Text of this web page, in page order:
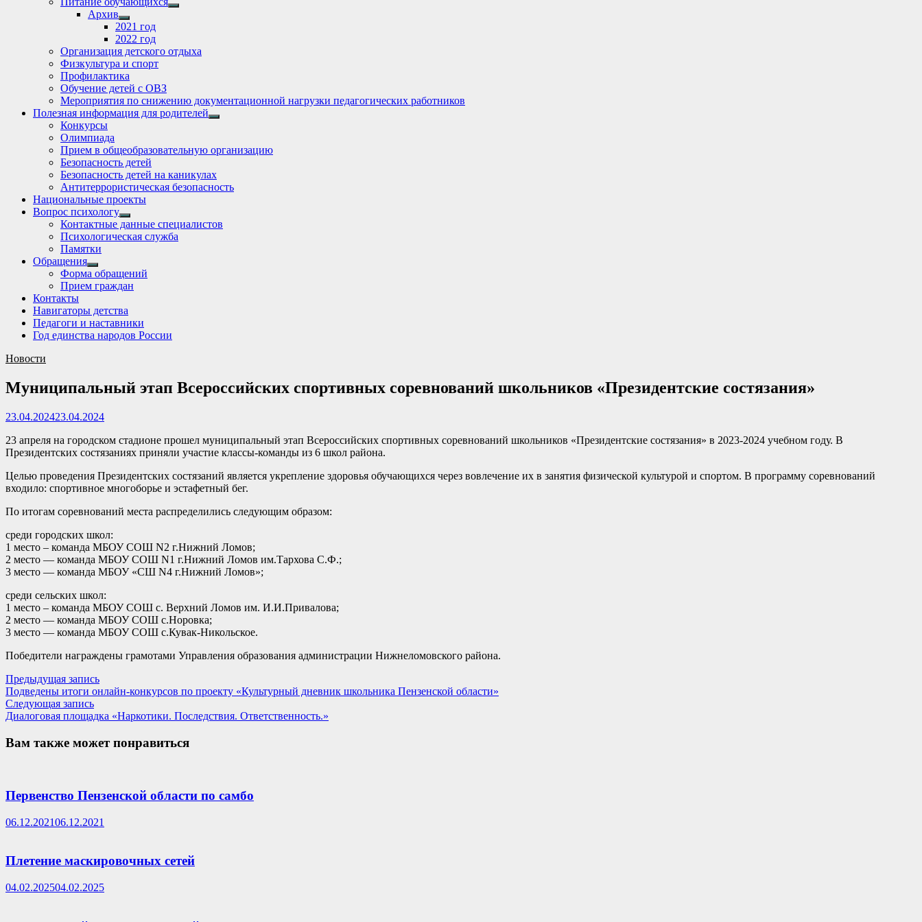
Show
Архив
Show
sub
menu
2021 год
2022 год
Организация детского отдыха
Физкультура и спорт
Профилактика
Обучение детей с ОВЗ
Мероприятия по снижению документационной нагрузки педагогических работников
Полезная информация для родителей
Show
Конкурсы
Олимпиада
Прием в общеобразовательную организацию
Безопасность детей
Безопасность детей на каникулах
Антитеррористическая безопасность
Национальные проекты
Вопрос психологу
Show
sub
menu
Контактные данные специалистов
Психологическая служба
Памятки
Обращения
Show
sub
menu
Форма обращений
Прием граждан
Контакты
Навигаторы детства
Педагоги и наставники
Год единства народов России
Новости
Муниципальный этап Всероссийских спортивных соревнований школьников «Президентские состязания»
23.04.202423.04.2024
23 апреля на городском стадионе прошел муниципальный этап Всероссийских спортивных соревнований школьников «Президентские состязания» в 2023-2024 учебном году. В
Президентских состязаниях приняли участие классы-команды из 6 школ района.
Целью проведения Президентских состязаний является укрепление здоровья обучающихся через вовлечение их в занятия физической культурой и спортом. В программу соревнований
входило: спортивное многоборье и эстафетный бег.
По итогам соревнований места распределились следующим образом:
среди городских школ:
1 место – команда МБОУ СОШ N2 г.Нижний Ломов;
2 место — команда МБОУ СОШ N1 г.Нижний Ломов им.Тархова С.Ф.;
3 место — команда МБОУ «СШ N4 г.Нижний Ломов»;
среди сельских школ:
1 место – команда МБОУ СОШ с. Верхний Ломов им. И.И.Привалова;
2 место — команда МБОУ СОШ с.Норовка;
3 место — команда МБОУ СОШ с.Кувак-Никольское.
Победители награждены грамотами Управления образования администрации Нижнеломовского района.
Навигация
по
записям
Предыдущая записьПредыдущая
запись:
Подведены итоги онлайн-конкурсов по проекту «Культурный дневник школьника Пензенской области»
Следующая записьСледующая
запись:
Диалоговая площадка «Наркотики. Последствия. Ответственность.»
Вам также может понравиться
Первенство Пензенской области по самбо
06.12.202106.12.2021
Плетение маскировочных сетей
04.02.202504.02.2025